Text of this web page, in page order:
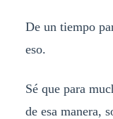
De un tiempo
eso.
Sé que para
de esa manera,